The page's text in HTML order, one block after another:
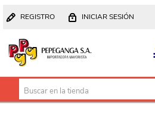
REGISTRO INICIAR SESIÓN